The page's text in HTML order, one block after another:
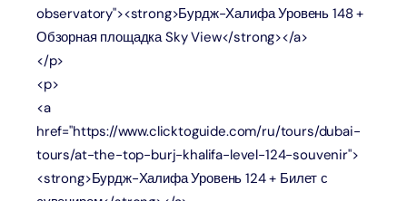
observatory"><strong>Бурдж-Халифа Уровень 148 +
Обзорная площадка Sky View</strong></a>
</p>
<p>
<a
href="https://www.clicktoguide.com/ru/tours/dubai-
tours/at-the-top-burj-khalifa-level-124-souvenir">
<strong>Бурдж-Халифа Уровень 124 + Билет с